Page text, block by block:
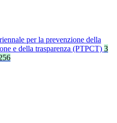
per la prevenzione della
e della trasparenza (PTPCT) 3